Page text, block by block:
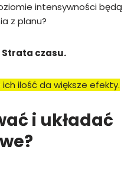
intensywności będą
z planu?
Strata czasu.
ilość da większe efekty.
i układać